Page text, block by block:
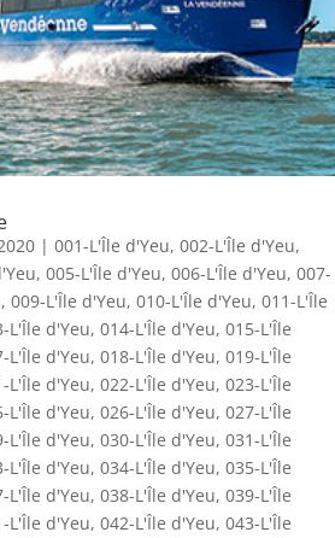
| 001-L'Île d'Yeu, 002-L'Île d'Yeu,
, 005-L'Île d'Yeu, 006-L'Île d'Yeu, 007-
, 009-L'Île d'Yeu, 010-L'Île d'Yeu, 011-L'Île
L'Île d'Yeu, 014-L'Île d'Yeu, 015-L'Île
L'Île d'Yeu, 018-L'Île d'Yeu, 019-L'Île
L'Île d'Yeu, 022-L'Île d'Yeu, 023-L'Île
L'Île d'Yeu, 026-L'Île d'Yeu, 027-L'Île
L'Île d'Yeu, 030-L'Île d'Yeu, 031-L'Île
L'Île d'Yeu, 034-L'Île d'Yeu, 035-L'Île
L'Île d'Yeu, 038-L'Île d'Yeu, 039-L'Île
L'Île d'Yeu, 042-L'Île d'Yeu, 043-L'Île